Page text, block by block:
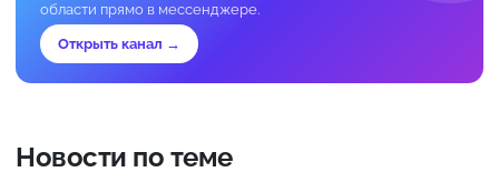
области прямо в мессенджере.
Открыть канал →
Новости по теме